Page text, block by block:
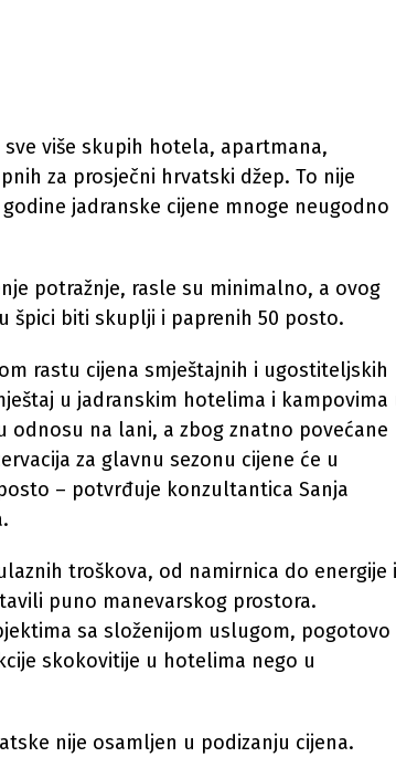
više skupih hotela, apartmana,
za prosječni hrvatski džep. To nije
jadranske cijene mnoge neugodno
potražnje, rasle su minimalno, a ovog
špici biti skuplji i paprenih 50 posto.
rastu cijena smještajnih i ugostiteljskih
u jadranskim hotelima i kampovima
odnosu na lani, a zbog znatno povećane
za glavnu sezonu cijene će u
– potvrđuje konzultantica Sanja
troškova, od namirnica do energije i
puno manevarskog prostora.
sa složenijom uslugom, pogotovo
skokovitije u hotelima nego u
nije osamljen u podizanju cijena.